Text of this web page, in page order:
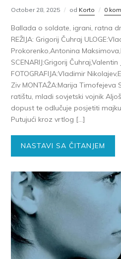
October 28, 2025 od Korto 0
Ballada o soldate, igrani, ratna
REŽIJA: Grigorij Čuhraj
Prokorenko,Antonina
SCENARIJ:Grigorij Čuhraj,Valentin
FOTOGRAFIJA:Vladimir
Ziv MONTAŽA:Marija
ratištu, mladi sovjetski vojnik
dopust te odlučuje posjetiti
Putujući kroz vrtlog […]
NASTAVI SA ČITANJEM